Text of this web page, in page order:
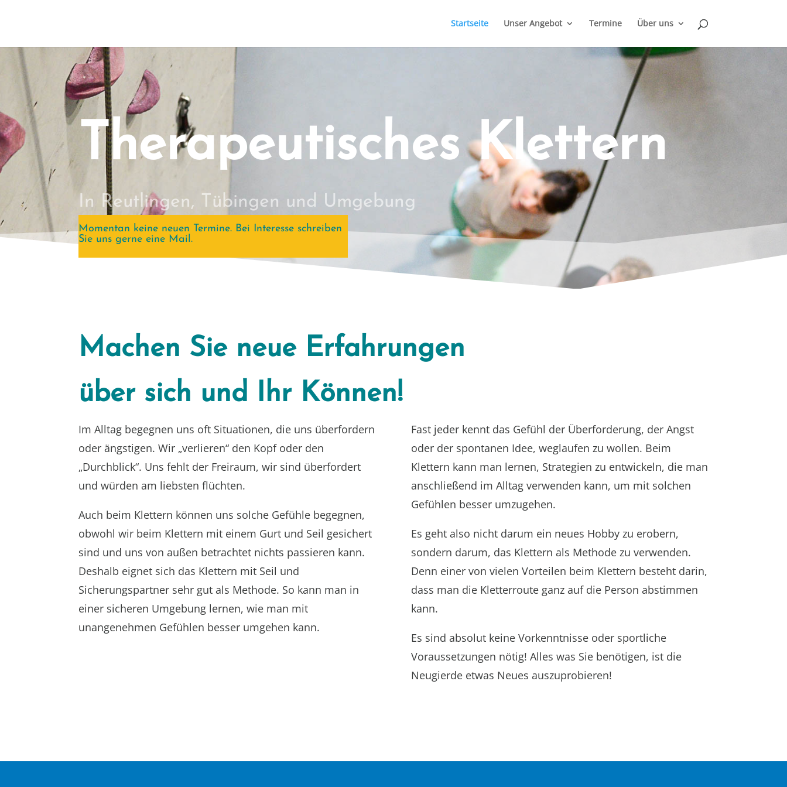
Startseite Unser Angebot Termine Über uns
Therapeutisches Klettern
In Reutlingen, Tübingen und Umgebung
Momentan keine neuen Termine. Bei Interesse schreiben
Sie uns gerne eine Mail.
Machen Sie neue Erfahrungen
über sich und Ihr Können!
Im Alltag begegnen uns oft Situationen, die uns überfordern
oder ängstigen. Wir „verlieren“ den Kopf oder den
„Durchblick“. Uns fehlt der Freiraum, wir sind überfordert
und würden am liebsten flüchten.
Auch beim Klettern können uns solche Gefühle begegnen,
obwohl wir beim Klettern mit einem Gurt und Seil gesichert
sind und uns von außen betrachtet nichts passieren kann.
Deshalb eignet sich das Klettern mit Seil und
Sicherungspartner sehr gut als Methode. So kann man in
einer sicheren Umgebung lernen, wie man mit
unangenehmen Gefühlen besser umgehen kann.
Fast jeder kennt das Gefühl der Überforderung, der Angst
oder der spontanen Idee, weglaufen zu wollen. Beim
Klettern kann man lernen, Strategien zu entwickeln, die man
anschließend im Alltag verwenden kann, um mit solchen
Gefühlen besser umzugehen.
Es geht also nicht darum ein neues Hobby zu erobern,
sondern darum, das Klettern als Methode zu verwenden.
Denn einer von vielen Vorteilen beim Klettern besteht darin,
dass man die Kletterroute ganz auf die Person abstimmen
kann.
Es sind absolut keine Vorkenntnisse oder sportliche
Voraussetzungen nötig! Alles was Sie benötigen, ist die
Neugierde etwas Neues auszuprobieren!